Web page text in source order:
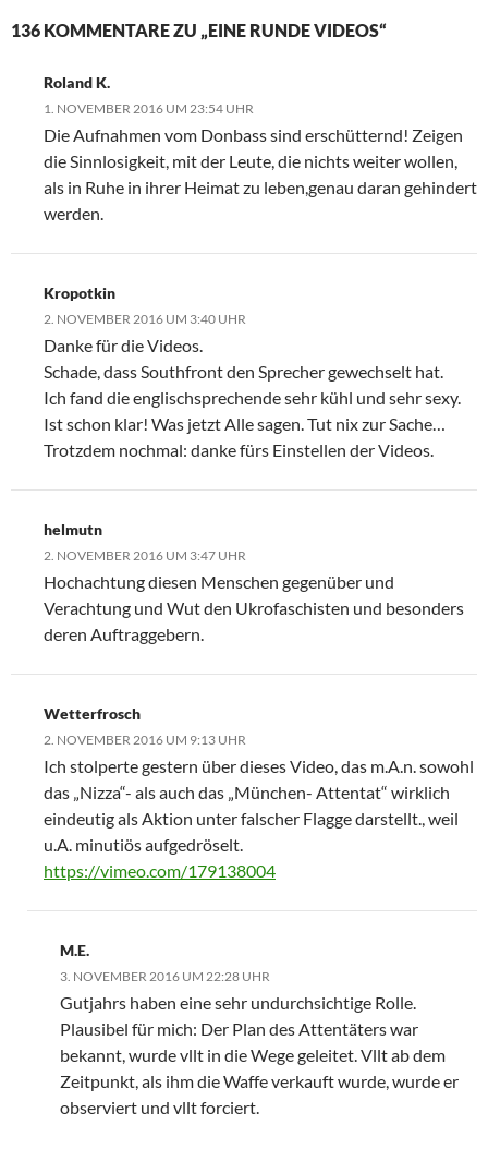
136 KOMMENTARE ZU „EINE RUNDE VIDEOS“
Roland K.
1. NOVEMBER 2016 UM 23:54 UHR
Die Aufnahmen vom Donbass sind erschütternd! Zeigen
die Sinnlosigkeit, mit der Leute, die nichts weiter wollen,
als in Ruhe in ihrer Heimat zu leben,genau daran gehindert
werden.
Kropotkin
2. NOVEMBER 2016 UM 3:40 UHR
Danke für die Videos.
Schade, dass Southfront den Sprecher gewechselt hat.
Ich fand die englischsprechende sehr kühl und sehr sexy.
Ist schon klar! Was jetzt Alle sagen. Tut nix zur Sache…
Trotzdem nochmal: danke fürs Einstellen der Videos.
helmutn
2. NOVEMBER 2016 UM 3:47 UHR
Hochachtung diesen Menschen gegenüber und
Verachtung und Wut den Ukrofaschisten und besonders
deren Auftraggebern.
Wetterfrosch
2. NOVEMBER 2016 UM 9:13 UHR
Ich stolperte gestern über dieses Video, das m.A.n. sowohl
das „Nizza“- als auch das „München- Attentat“ wirklich
eindeutig als Aktion unter falscher Flagge darstellt., weil
u.A. minutiös aufgedröselt.
https://vimeo.com/179138004
M.E.
3. NOVEMBER 2016 UM 22:28 UHR
Gutjahrs haben eine sehr undurchsichtige Rolle.
Plausibel für mich: Der Plan des Attentäters war
bekannt, wurde vllt in die Wege geleitet. Vllt ab dem
Zeitpunkt, als ihm die Waffe verkauft wurde, wurde er
observiert und vllt forciert.